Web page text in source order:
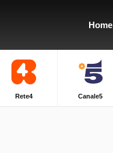
Home
Rete4 Canale5